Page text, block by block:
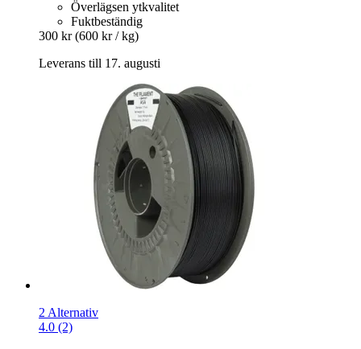
Överlägsen ytkvalitet
Fuktbeständig
300 kr (600 kr / kg)
Leverans till 17. augusti
2 Alternativ
4.0 (2)